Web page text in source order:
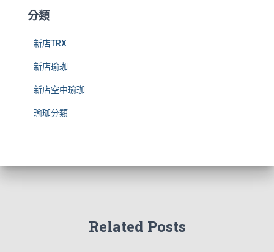
分類
新店TRX
新店瑜珈
新店空中瑜珈
瑜珈分類
Related Posts